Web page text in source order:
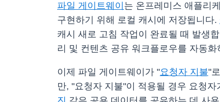
파일 게이트웨이 는 온프레미스 애플리
구현하기 위해 로컬 캐시에 저장됩니다.
캐시 새로 고침 작업이 완료될 때 발생
리 및 컨텐츠 공유 워크플로우를 자동
이제 파일 게이트웨이가 "요청자 지불"
만, "요청자 지불"이 적용될 경우 요청